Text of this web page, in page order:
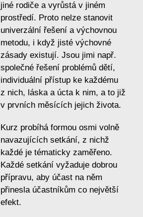
jiné rodiče a vyrůstá v jiném
prostředí. Proto nelze stanovit
univerzální řešení a výchovnou
metodu, i když jisté výchovné
zásady existují. Jsou jimi např.
společné řešení problémů dětí,
individuální přístup ke každému
z nich, láska a úcta k nim, a to již
v prvních měsících jejich života.
Kurz probíhá formou osmi volně
navazujících setkání, z nichž
každé je tématicky zaměřeno.
Každé setkání vyžaduje dobrou
přípravu, aby účast na něm
přinesla účastníkům co největší
efekt.